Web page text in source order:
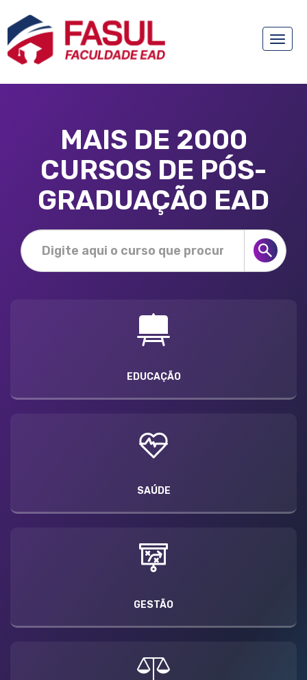
Toggle
MAIS DE 2000
CURSOS DE PÓS-
GRADUAÇÃO EAD
EDUCAÇÃO
SAÚDE
GESTÃO